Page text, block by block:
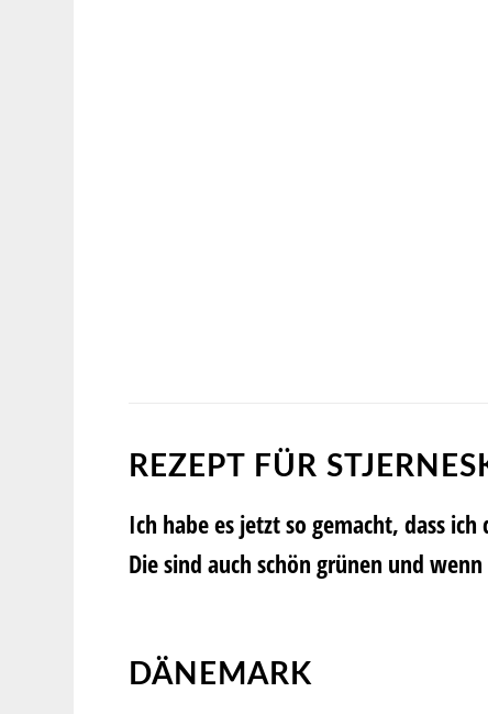
REZEPT FÜR
Ich habe es jetzt so gemacht, dass
Die sind auch schön grünen und
DÄNEMARK